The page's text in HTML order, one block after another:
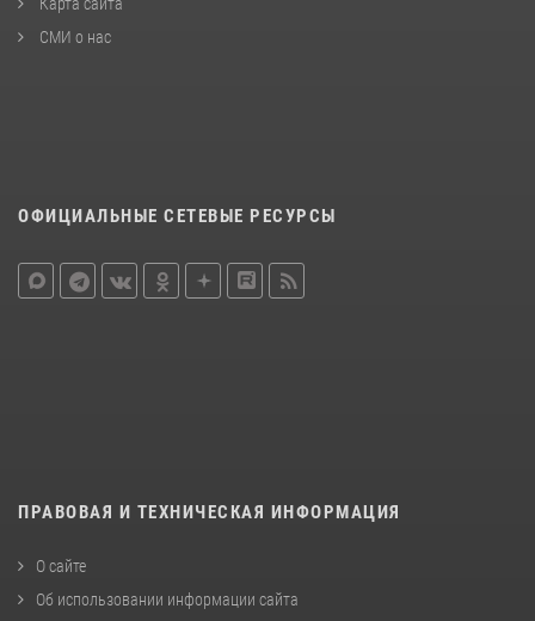
СМИ о нас
ОФИЦИАЛЬНЫЕ СЕТЕВЫЕ РЕСУРСЫ
ПРАВОВАЯ И ТЕХНИЧЕСКАЯ ИНФОРМАЦИЯ
О сайте
Об использовании информации сайта